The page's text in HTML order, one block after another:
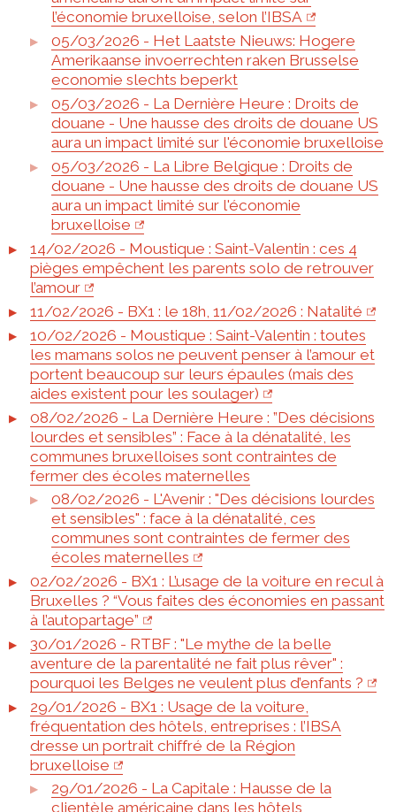
l’économie bruxelloise, selon l’IBSA
05/03/2026 - Het Laatste Nieuws: Hogere
Amerikaanse invoerrechten raken Brusselse
economie slechts beperkt
05/03/2026 - La Dernière Heure : Droits de
douane - Une hausse des droits de douane US
aura un impact limité sur l'économie bruxelloise
05/03/2026 - La Libre Belgique : Droits de
douane - Une hausse des droits de douane US
aura un impact limité sur l'économie
bruxelloise
14/02/2026 - Moustique : Saint-Valentin : ces 4
pièges empêchent les parents solo de retrouver
l’amour
11/02/2026 - BX1 : le 18h, 11/02/2026 : Natalité
10/02/2026 - Moustique : Saint-Valentin : toutes
les mamans solos ne peuvent penser à l’amour et
portent beaucoup sur leurs épaules (mais des
aides existent pour les soulager)
08/02/2026 - La Dernière Heure : ”Des décisions
lourdes et sensibles” : Face à la dénatalité, les
communes bruxelloises sont contraintes de
fermer des écoles maternelles
08/02/2026 - L'Avenir : "Des décisions lourdes
et sensibles" : face à la dénatalité, ces
communes sont contraintes de fermer des
écoles maternelles
02/02/2026 - BX1 : L’usage de la voiture en recul à
Bruxelles ? “Vous faites des économies en passant
à l’autopartage”
30/01/2026 - RTBF : "Le mythe de la belle
aventure de la parentalité ne fait plus rêver" :
pourquoi les Belges ne veulent plus d’enfants ?
29/01/2026 - BX1 : Usage de la voiture,
fréquentation des hôtels, entreprises : l’IBSA
dresse un portrait chiffré de la Région
bruxelloise
29/01/2026 - La Capitale : Hausse de la
clientèle américaine dans les hôtels